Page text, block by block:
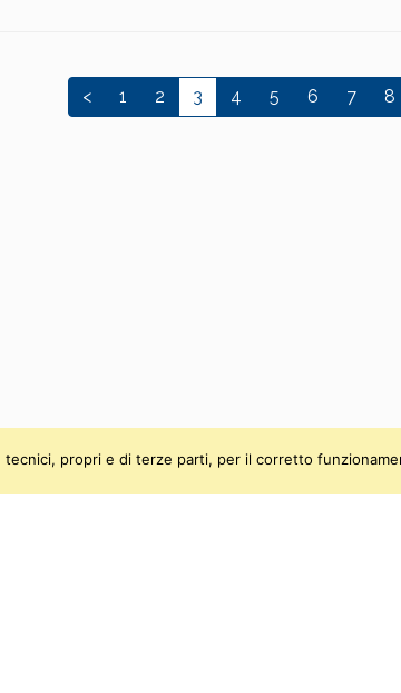
< 1 2 3 4 5 6 7 8
propri e di terze parti, per il corretto